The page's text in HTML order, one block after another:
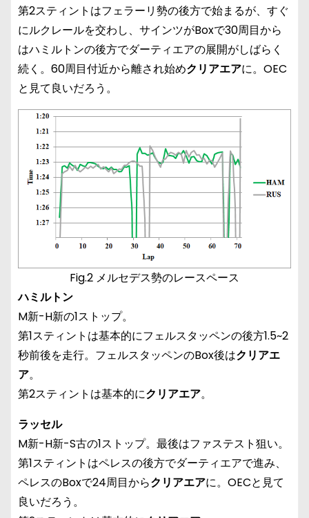
第2スティントはフェラーリ勢の後方で始まるが、すぐ
にルクレールを交わし、サインツがBoxで30周目から
はハミルトンの後方でダーティエアの展開がしばらく
続く。60周目付近から離され始めクリアエアに。OEC
と見て良いだろう。
Fig.2 メルセデス勢のレースペース
ハミルトン
M新-H新の1ストップ。
第1スティントは基本的にフェルスタッペンの後方1.5~2
秒前後を走行。フェルスタッペンのBox後はクリアエ
ア。
第2スティントは基本的にクリアエア。
ラッセル
M新-H新-S古の1ストップ。最後はファステスト狙い。
第1スティントはペレスの後方でダーティエアで進み、
ペレスのBoxで24周目からクリアエアに。OECと見て
良いだろう。